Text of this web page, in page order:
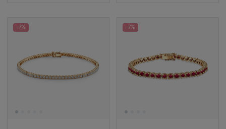
-7% -7%